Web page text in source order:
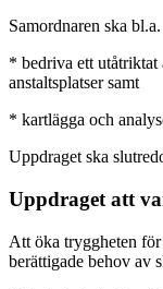
Samordnaren ska bl.a.
* bedriva ett utåtriktat
anstaltsplatser samt
* kartlägga och
Uppdraget ska
Uppdraget att
Att öka tryggheten
berättigade behov av